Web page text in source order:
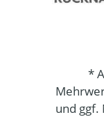
*
und ggf.